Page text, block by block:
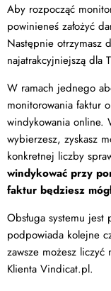
Aby rozpocząć
powinieneś założyć
Następnie otrzymasz
najatrakcyjniejszą dla
W ramach jednego
monitorowania faktur
windykowania online.
wybierzesz, zyskasz
konkretnej liczby
windykować przy
faktur będziesz
Obsługa systemu
podpowiada kolejne
zawsze możesz liczyć
Klienta Vindicat.pl.